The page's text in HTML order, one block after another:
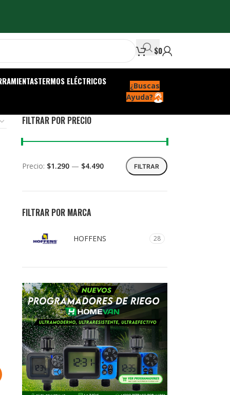
$0
TERMOS ELÉCTRICOS
¿Buscas
Ayuda?
FILTRAR POR PRECIO
FILTRAR
Precio: $1.290— $4.490
FILTRAR POR MARCA
HOFFENS 28